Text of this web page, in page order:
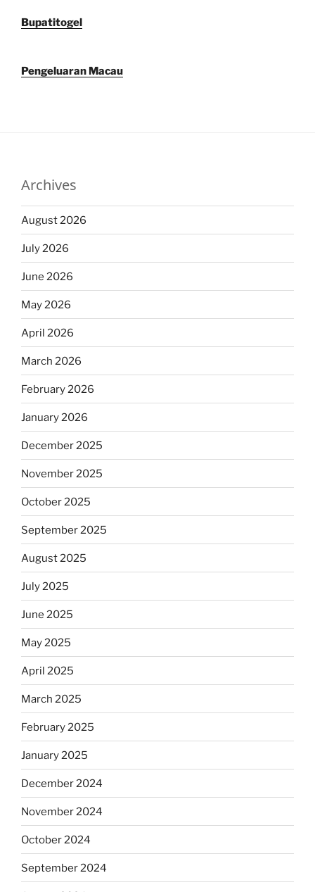
Bupatitogel
Pengeluaran Macau
Archives
August 2026
July 2026
June 2026
May 2026
April 2026
March 2026
February 2026
January 2026
December 2025
November 2025
October 2025
September 2025
August 2025
July 2025
June 2025
May 2025
April 2025
March 2025
February 2025
January 2025
December 2024
November 2024
October 2024
September 2024